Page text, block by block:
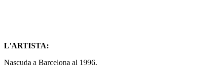
L'ARTISTA:
Nascuda a Barcelona al 1996.